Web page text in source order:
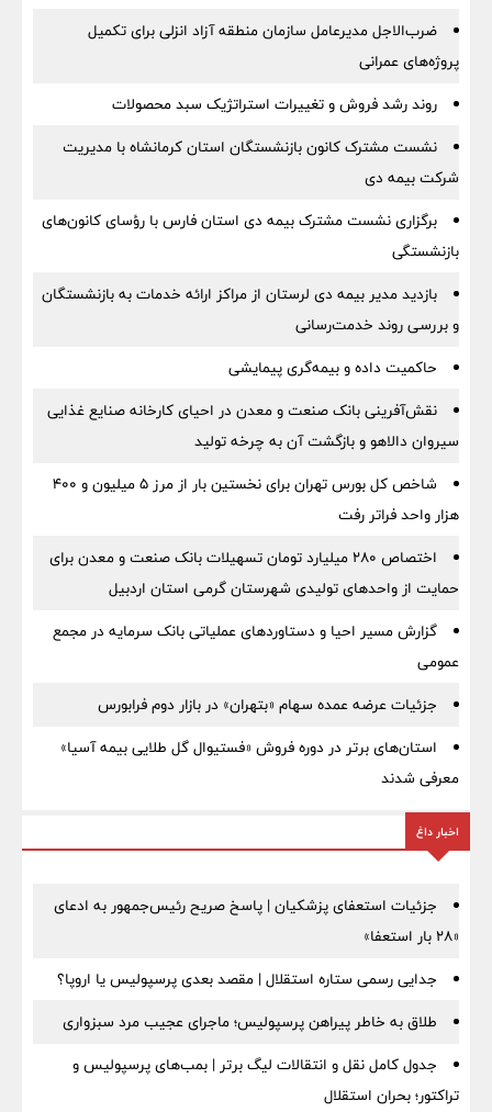
ضرب‌الاجل مدیرعامل سازمان منطقه آزاد انزلی برای تكمیل
پروژه‌های عمرانی
روند رشد فروش و تغییرات استراتژیک سبد محصولات
نشست مشترک کانون بازنشستگان استان کرمانشاه با مدیریت
شرکت بیمه دی
برگزاری نشست مشترک بیمه دی استان فارس با رؤسای کانون‌های
بازنشستگی
بازدید مدیر بیمه دی لرستان از مراکز ارائه خدمات به بازنشستگان
و بررسی روند خدمت‌رسانی
حاکمیت داده و بیمه‌گری پیمایشی
نقش‌آفرینی بانک صنعت و معدن در احیای کارخانه صنایع غذایی
سیروان دالاهو و بازگشت آن به چرخه تولید
شاخص کل بورس تهران برای نخستین بار از مرز ۵ میلیون و ۴۰۰
هزار واحد فراتر رفت
اختصاص ۲۸۰ میلیارد تومان تسهیلات بانک صنعت و معدن برای
حمایت از واحدهای تولیدی شهرستان گرمی استان اردبیل
گزارش مسیر احیا و دستاوردهای عملیاتی بانک سرمایه در مجمع
عمومی
جزئیات عرضه عمده سهام «بتهران» در بازار دوم فرابورس
استان‌های برتر در دوره فروش «فستیوال گل طلایی بیمه آسیا»
معرفی شدند
اخبار داغ
جزئیات استعفای پزشکیان | پاسخ صریح رئیس‌جمهور به ادعای
«۲۸ بار استعفا»
جدایی رسمی ستاره استقلال | مقصد بعدی پرسپولیس یا اروپا؟
طلاق به خاطر پیراهن پرسپولیس؛ ماجرای عجیب مرد سبزواری
جدول کامل نقل و انتقالات لیگ برتر | بمب‌های پرسپولیس و
تراکتور؛ بحران استقلال